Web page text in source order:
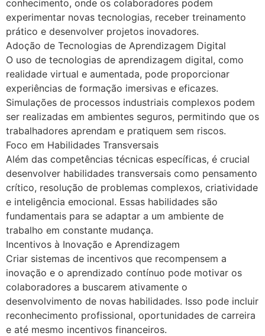
conhecimento, onde os colaboradores podem
experimentar novas tecnologias, receber treinamento
prático e desenvolver projetos inovadores.
Adoção de Tecnologias de Aprendizagem Digital
O uso de tecnologias de aprendizagem digital, como
realidade virtual e aumentada, pode proporcionar
experiências de formação imersivas e eficazes.
Simulações de processos industriais complexos podem
ser realizadas em ambientes seguros, permitindo que os
trabalhadores aprendam e pratiquem sem riscos.
Foco em Habilidades Transversais
Além das competências técnicas específicas, é crucial
desenvolver habilidades transversais como pensamento
crítico, resolução de problemas complexos, criatividade
e inteligência emocional. Essas habilidades são
fundamentais para se adaptar a um ambiente de
trabalho em constante mudança.
Incentivos à Inovação e Aprendizagem
Criar sistemas de incentivos que recompensem a
inovação e o aprendizado contínuo pode motivar os
colaboradores a buscarem ativamente o
desenvolvimento de novas habilidades. Isso pode incluir
reconhecimento profissional, oportunidades de carreira
e até mesmo incentivos financeiros.